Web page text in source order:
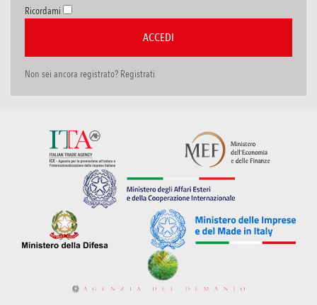
Ricordami
Non sei ancora registrato? Registrati